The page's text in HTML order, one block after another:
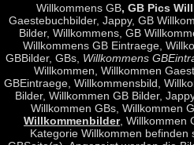
Willkommens GB, GB Pics
Gaestebuchbilder, Jappy, GB
Bilder, Willkommens, GB
Willkommens GB Eintraege,
GBBilder, GBs, Willkommens
Willkommen, Willkommen
GBEintraege, Willkommensbild,
Bilder, Willkommen GB Bilder,
Willkommen GBs, Willkommen
Willkommenbilder, Willkommen
Kategorie Willkommen befinden